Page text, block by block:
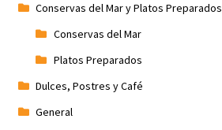
Conservas del Mar y Platos Preparados
Conservas del Mar
Platos Preparados
Dulces, Postres y Café
General